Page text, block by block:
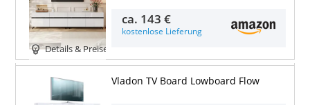
Details & Preise
ca. 143 €
kostenlose Lieferung
Vladon TV Board Lowboard Flow